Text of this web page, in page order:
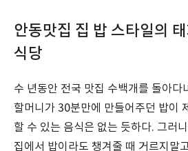
안동맛집 집 밥 스타일의
식당
수 년동안 전국 맛집 수백개를 돌아다
할머니가 30분만에 만들어주던 밥이
할 수 있는 음식은 없는 듯하다. 그러
집에서 밥이라도 챙겨줄 때 거르지말